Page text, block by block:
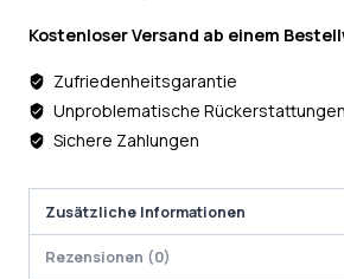
Kostenloser Versand ab einem
Zufriedenheitsgarantie
Unproblematische Rückerstattungen
Sichere Zahlungen
Zusätzliche Informationen
Rezensionen (0)